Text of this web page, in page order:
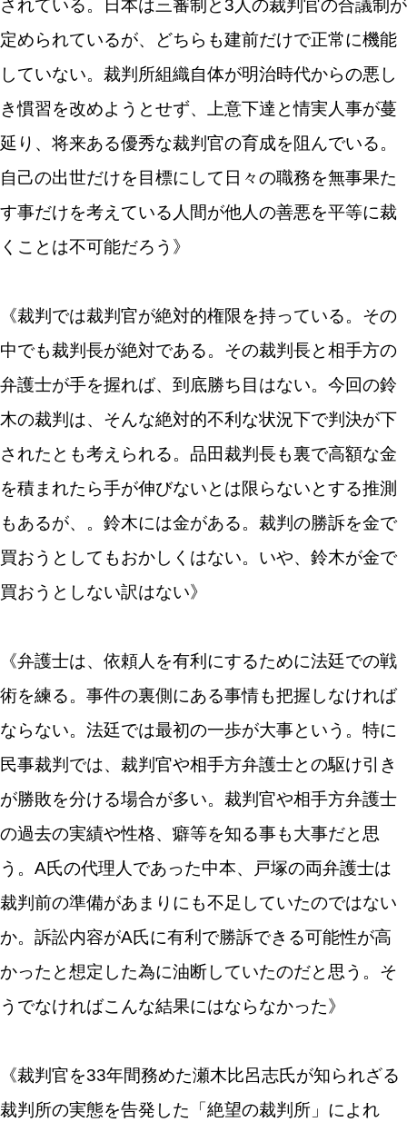
されている。日本は三審制と3人の裁判官の合議制が
定められているが、どちらも建前だけで正常に機能
していない。裁判所組織自体が明治時代からの悪し
き慣習を改めようとせず、上意下達と情実人事が蔓
延り、将来ある優秀な裁判官の育成を阻んでいる。
自己の出世だけを目標にして日々の職務を無事果た
す事だけを考えている人間が他人の善悪を平等に裁
くことは不可能だろう》
《裁判では裁判官が絶対的権限を持っている。その
中でも裁判長が絶対である。その裁判長と相手方の
弁護士が手を握れば、到底勝ち目はない。今回の鈴
木の裁判は、そんな絶対的不利な状況下で判決が下
されたとも考えられる。品田裁判長も裏で高額な金
を積まれたら手が伸びないとは限らないとする推測
もあるが、。鈴木には金がある。裁判の勝訴を金で
買おうとしてもおかしくはない。いや、鈴木が金で
買おうとしない訳はない》
《弁護士は、依頼人を有利にするために法廷での戦
術を練る。事件の裏側にある事情も把握しなければ
ならない。法廷では最初の一歩が大事という。特に
民事裁判では、裁判官や相手方弁護士との駆け引き
が勝敗を分ける場合が多い。裁判官や相手方弁護士
の過去の実績や性格、癖等を知る事も大事だと思
う。A氏の代理人であった中本、戸塚の両弁護士は
裁判前の準備があまりにも不足していたのではない
か。訴訟内容がA氏に有利で勝訴できる可能性が高
かったと想定した為に油断していたのだと思う。そ
うでなければこんな結果にはならなかった》
《裁判官を33年間務めた瀬木比呂志氏が知られざる
裁判所の実態を告発した「絶望の裁判所」によれ